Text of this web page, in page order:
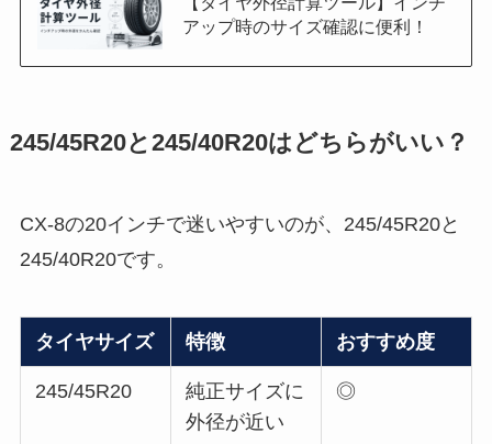
アップ時のサイズ確認に便利！
245/45R20と245/40R20はどちらがいい？
CX-8の20インチで迷いやすいのが、245/45R20と
245/40R20です。
タイヤサイズ 特徴 おすすめ度
245/45R20
純正サイズに
外径が近い
◎